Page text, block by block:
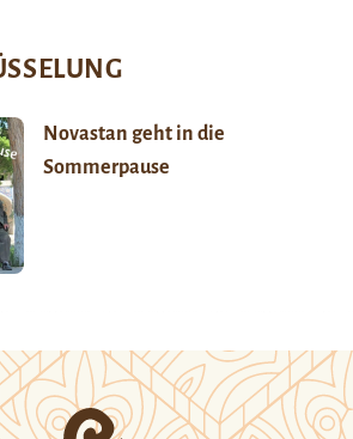
Novastan geht in die
Sommerpause